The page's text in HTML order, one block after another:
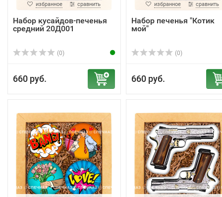
избранное сравнить
Набор кусайдов-печенья
средний 20Д001
(0)
660 руб.
избранное сравнить
Набор печенья "Котик
мой"
(0)
660 руб.